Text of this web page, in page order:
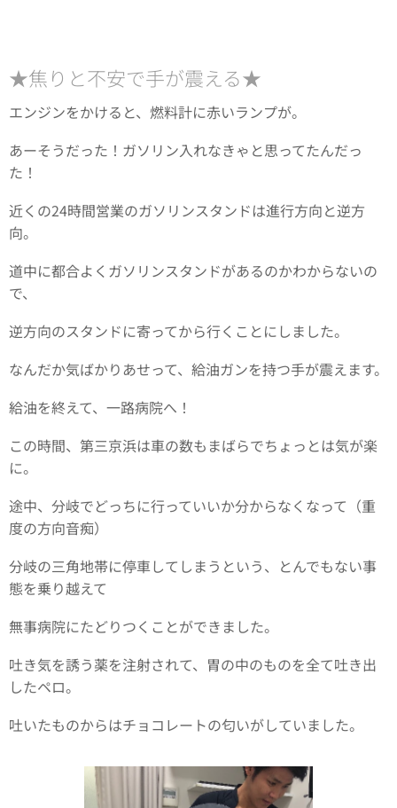
★焦りと不安で手が震える★
エンジンをかけると、燃料計に赤いランプが。
あーそうだった！ガソリン入れなきゃと思ってたんだっ
た！
近くの24時間営業のガソリンスタンドは進行方向と逆方
向。
道中に都合よくガソリンスタンドがあるのかわからないの
で、
逆方向のスタンドに寄ってから行くことにしました。
なんだか気ばかりあせって、給油ガンを持つ手が震えます。
給油を終えて、一路病院へ！
この時間、第三京浜は車の数もまばらでちょっとは気が楽
に。
途中、分岐でどっちに行っていいか分からなくなって（重
度の方向音痴）
分岐の三角地帯に停車してしまうという、とんでもない事
態を乗り越えて
無事病院にたどりつくことができました。
吐き気を誘う薬を注射されて、胃の中のものを全て吐き出
したペロ。
吐いたものからはチョコレートの匂いがしていました。